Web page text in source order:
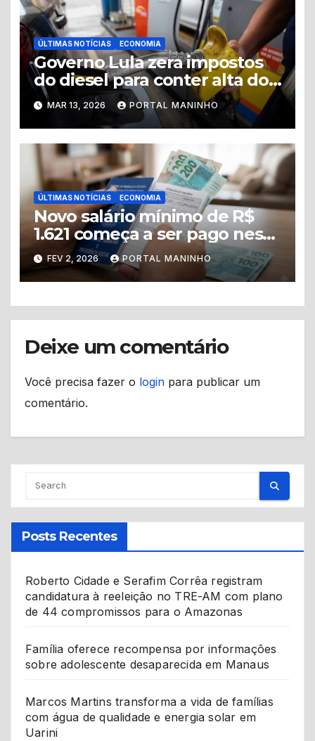
ÚLTIMAS NOTÍCIAS ECONOMIA
Governo Lula zera impostos
do diesel para conter alta do
petróleo e medida gera alerta
fiscal
MAR 13, 2026 PORTAL MANINHO
ÚLTIMAS NOTÍCIAS ECONOMIA
Novo salário mínimo de R$
1.621 começa a ser pago nesta
segunda-feira
FEV 2, 2026 PORTAL MANINHO
Deixe um comentário
Você precisa fazer o login para publicar um
comentário.
Posts Recentes
Roberto Cidade e Serafim Corrêa registram
candidatura à reeleição no TRE-AM com plano
de 44 compromissos para o Amazonas
Família oferece recompensa por informações
sobre adolescente desaparecida em Manaus
Marcos Martins transforma a vida de famílias
com água de qualidade e energia solar em
Uarini